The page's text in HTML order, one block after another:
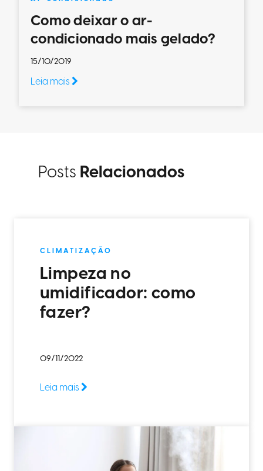
Como deixar o ar-
condicionado mais gelado?
15/10/2019
Leia mais
Posts Relacionados
CLIMATIZAÇÃO
Limpeza no
umidificador: como
fazer?
09/11/2022
Leia mais